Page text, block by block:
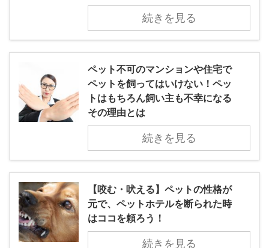
続きを見る
ペット不可のマンションや住宅で
ペットを飼ってはいけない！ペッ
トはもちろん飼い主も不幸になる
その理由とは
続きを見る
【咬む・吠える】ペットの性格が
元で、ペットホテルを断られた時
はココを頼ろう！
続きを見る